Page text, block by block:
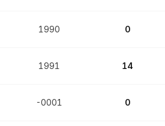
1990 0
1991 14
-0001 0